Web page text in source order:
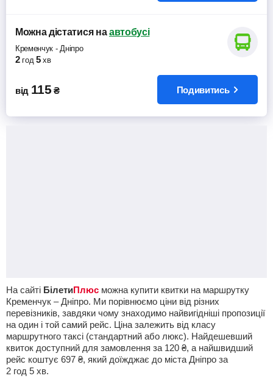
Можна дістатисяна автобусі
Кременчук -Дніпро
2 год 5 хв
від 115 ₴ Подивитись
На сайті БілетиПлюс можна купити квитки на маршрутку
Кременчук – Дніпро. Ми порівнюємо ціни від різних
перевізників, завдяки чому знаходимо найвигідніші пропозиції
на один і той самий рейс. Ціна залежить від класу
маршрутного таксі (стандартний або люкс). Найдешевший
квиток доступний для замовлення за 120 ₴, а найшвидший
рейс коштує 697 ₴, який доїжджає до міста Дніпро за
2 год 5 хв.